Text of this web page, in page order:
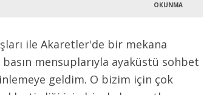
OKUNMA
ile Akaretler'de bir mekana
mensuplarıyla ayaküstü sohbet
geldim. O bizim için çok